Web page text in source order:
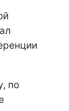
по